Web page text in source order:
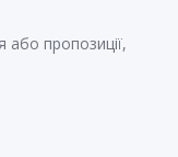
пропозиції,